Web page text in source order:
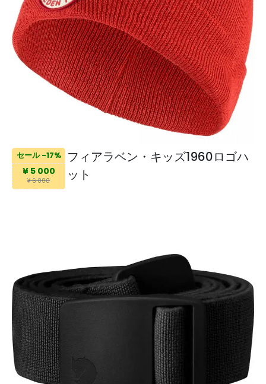
セール -17%
¥ 5 000
¥ 6 000
フィアラベン・キッズ1960ロゴハ
ット